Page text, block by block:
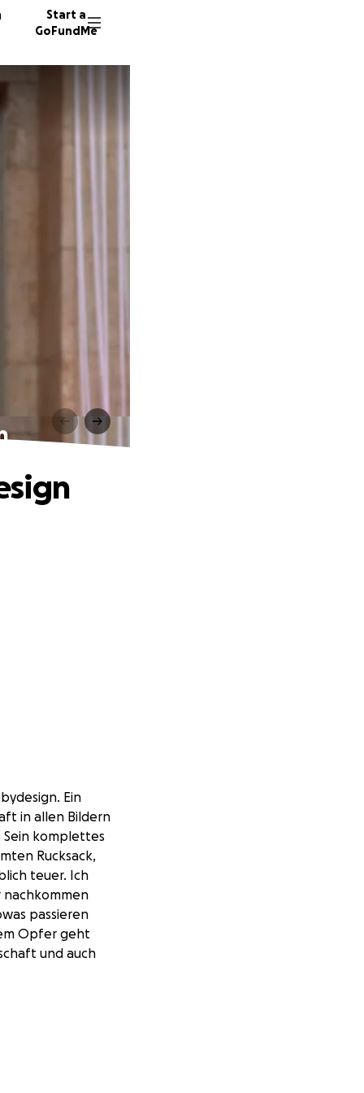
Start a
GoFundMe
Ein
in allen Bildern
Sein komplettes
Rucksack,
teuer. Ich
nachkommen
passieren
Opfer geht
und auch
unterstützen❤️